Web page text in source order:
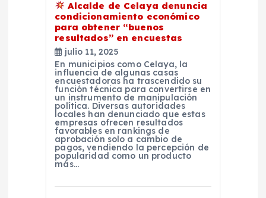
Alcalde de Celaya denuncia
condicionamiento económico
para obtener “buenos
resultados” en encuestas
julio 11, 2025
En municipios como Celaya, la
influencia de algunas casas
encuestadoras ha trascendido su
función técnica para convertirse en
un instrumento de manipulación
política. Diversas autoridades
locales han denunciado que estas
empresas ofrecen resultados
favorables en rankings de
aprobación solo a cambio de
pagos, vendiendo la percepción de
popularidad como un producto
más…